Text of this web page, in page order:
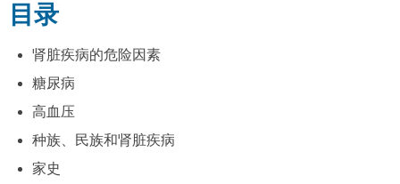
目录
肾脏疾病的危险因素
糖尿病
高血压
种族、民族和肾脏疾病
家史